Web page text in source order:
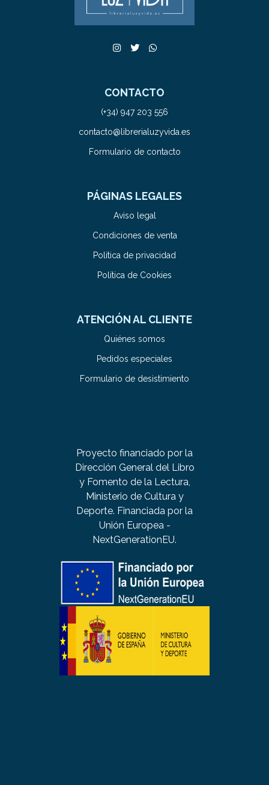
CONTACTO
(+34) 947 203 556
contacto@librerialuzyvida.es
Formulario de contacto
PÁGINAS LEGALES
Aviso legal
Condiciones de venta
Política de privacidad
Política de Cookies
ATENCIÓN AL CLIENTE
Quiénes somos
Pedidos especiales
Formulario de desistimiento
Proyecto financiado por la
Dirección General del Libro
y Fomento de la Lectura,
Ministerio de Cultura y
Deporte. Financiada por la
Unión Europea -
NextGenerationEU.